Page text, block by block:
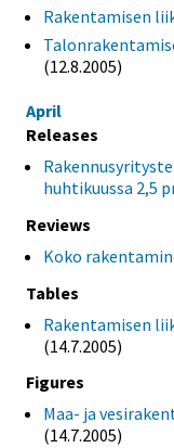
Rakentamisen
(12.8.2005)
April
Releases
huhtikuussa 2,5
Reviews
Koko
Tables
Rakentamisen
(14.7.2005)
Figures
Maa- ja
(14.7.2005)